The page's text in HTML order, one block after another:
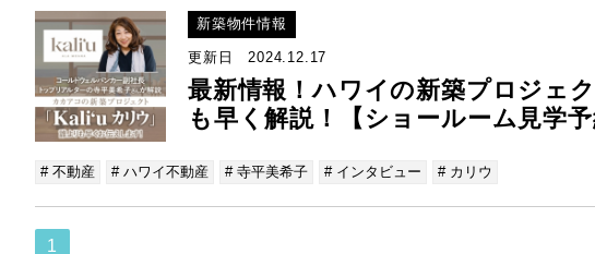
新築物件情報
更新日 2024.12.17
最新情報！ハワイの新築プロジェ
も早く解説！【ショールーム見学
# 不動産 # ハワイ不動産 # 寺平美希子 # インタビュー # カリウ
1